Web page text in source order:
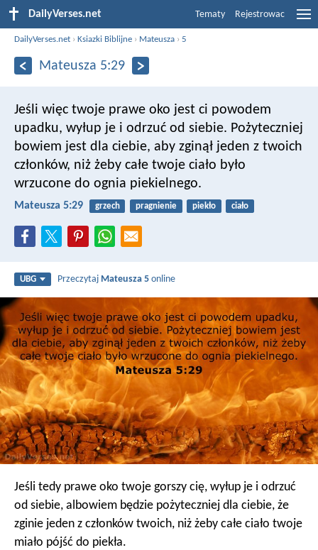
DailyVerses.net Tematy Rejestrowac
DailyVerses.net ›Ksiazki Biblijne › Mateusza ›5
Mateusza 5:29
Jeśli więc twoje prawe oko jest ci powodem
upadku, wyłup je i odrzuć od siebie. Pożyteczniej
bowiem jest dla ciebie, aby zginął jeden z twoich
członków, niż żeby całe twoje ciało było
wrzucone do ognia piekielnego.
Mateusza 5:29 grzech pragnienie piekło ciało
UBG Przeczytaj Mateusza 5 online
Jeśli tedy prawe oko twoje gorszy cię, wyłup je i odrzuć
od siebie, albowiem będzie pożyteczniej dla ciebie, że
zginie jeden z członków twoich, niż żeby całe ciało twoje
miało pójść do piekła.